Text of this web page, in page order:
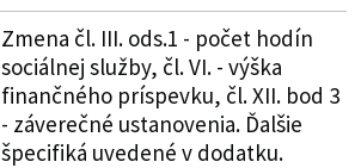
Zmena čl. III. ods.1 - počet hodín
sociálnej služby, čl. VI. - výška
finančného príspevku, čl. XII. bod 3
- záverečné ustanovenia. Ďalšie
špecifiká uvedené v dodatku.